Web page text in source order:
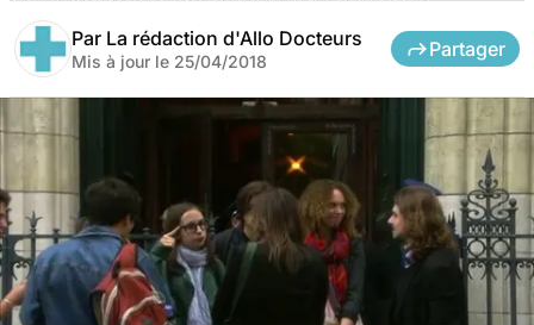
Par La rédaction d'Allo Docteurs
Mis à jour le 25/04/2018
Partager